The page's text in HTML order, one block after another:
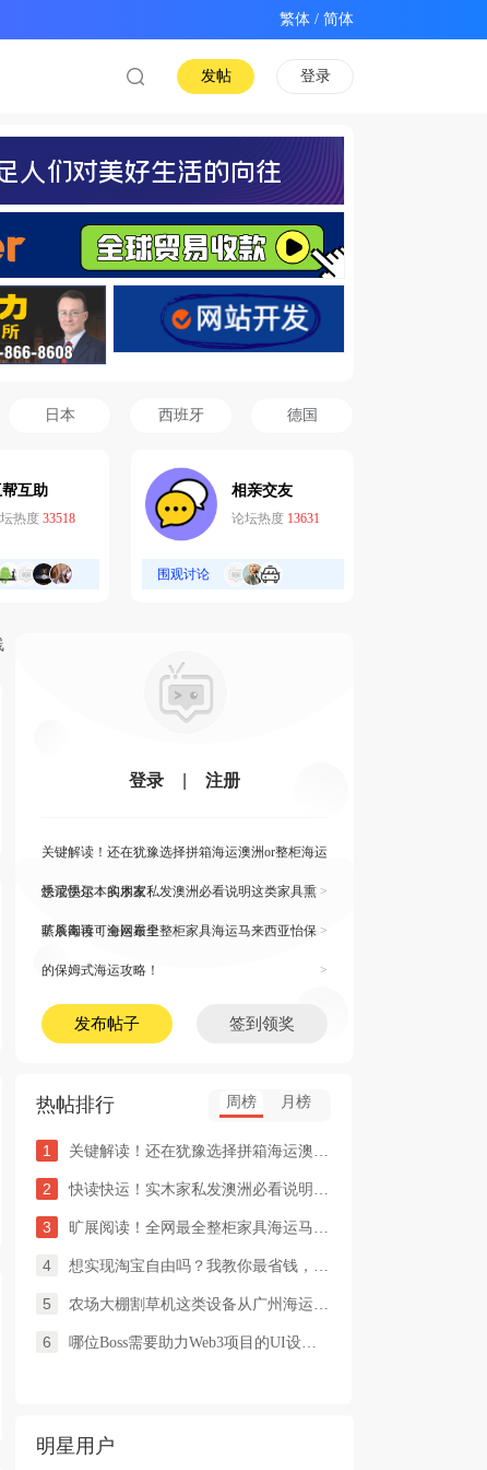
/
登录
发帖
日本 西班牙 德国
互助
热度 33518
相亲交友
论坛热度 13631
围观讨论
登录 注册
关键解读！还在犹豫选择拼箱海运澳洲or整柜海运
悉尼墨尔本的朋友 >
快读快运！实木家私发澳洲必看说明这类家具熏
蒸杀毒再可海运布里 >
旷展阅读！全网最全整柜家具海运马来西亚怡保
的保姆式海运攻略！ >
发布帖子 签到领奖
热帖排行 周榜 月榜
1 关键解读！还在犹豫选择拼箱海运澳洲or整柜海运悉尼墨尔本的朋友
2 快读快运！实木家私发澳洲必看说明这类家具熏蒸杀毒再可海运布里
3 旷展阅读！全网最全整柜家具海运马来西亚怡保的保姆式海运攻略！
4 想实现淘宝自由吗？我教你最省钱，最方便的方法
5 农场大棚割草机这类设备从广州海运到澳洲堪培拉过海关需要提供什
6 哪位Boss需要助力Web3项目的UI设计，或qian
明星用户